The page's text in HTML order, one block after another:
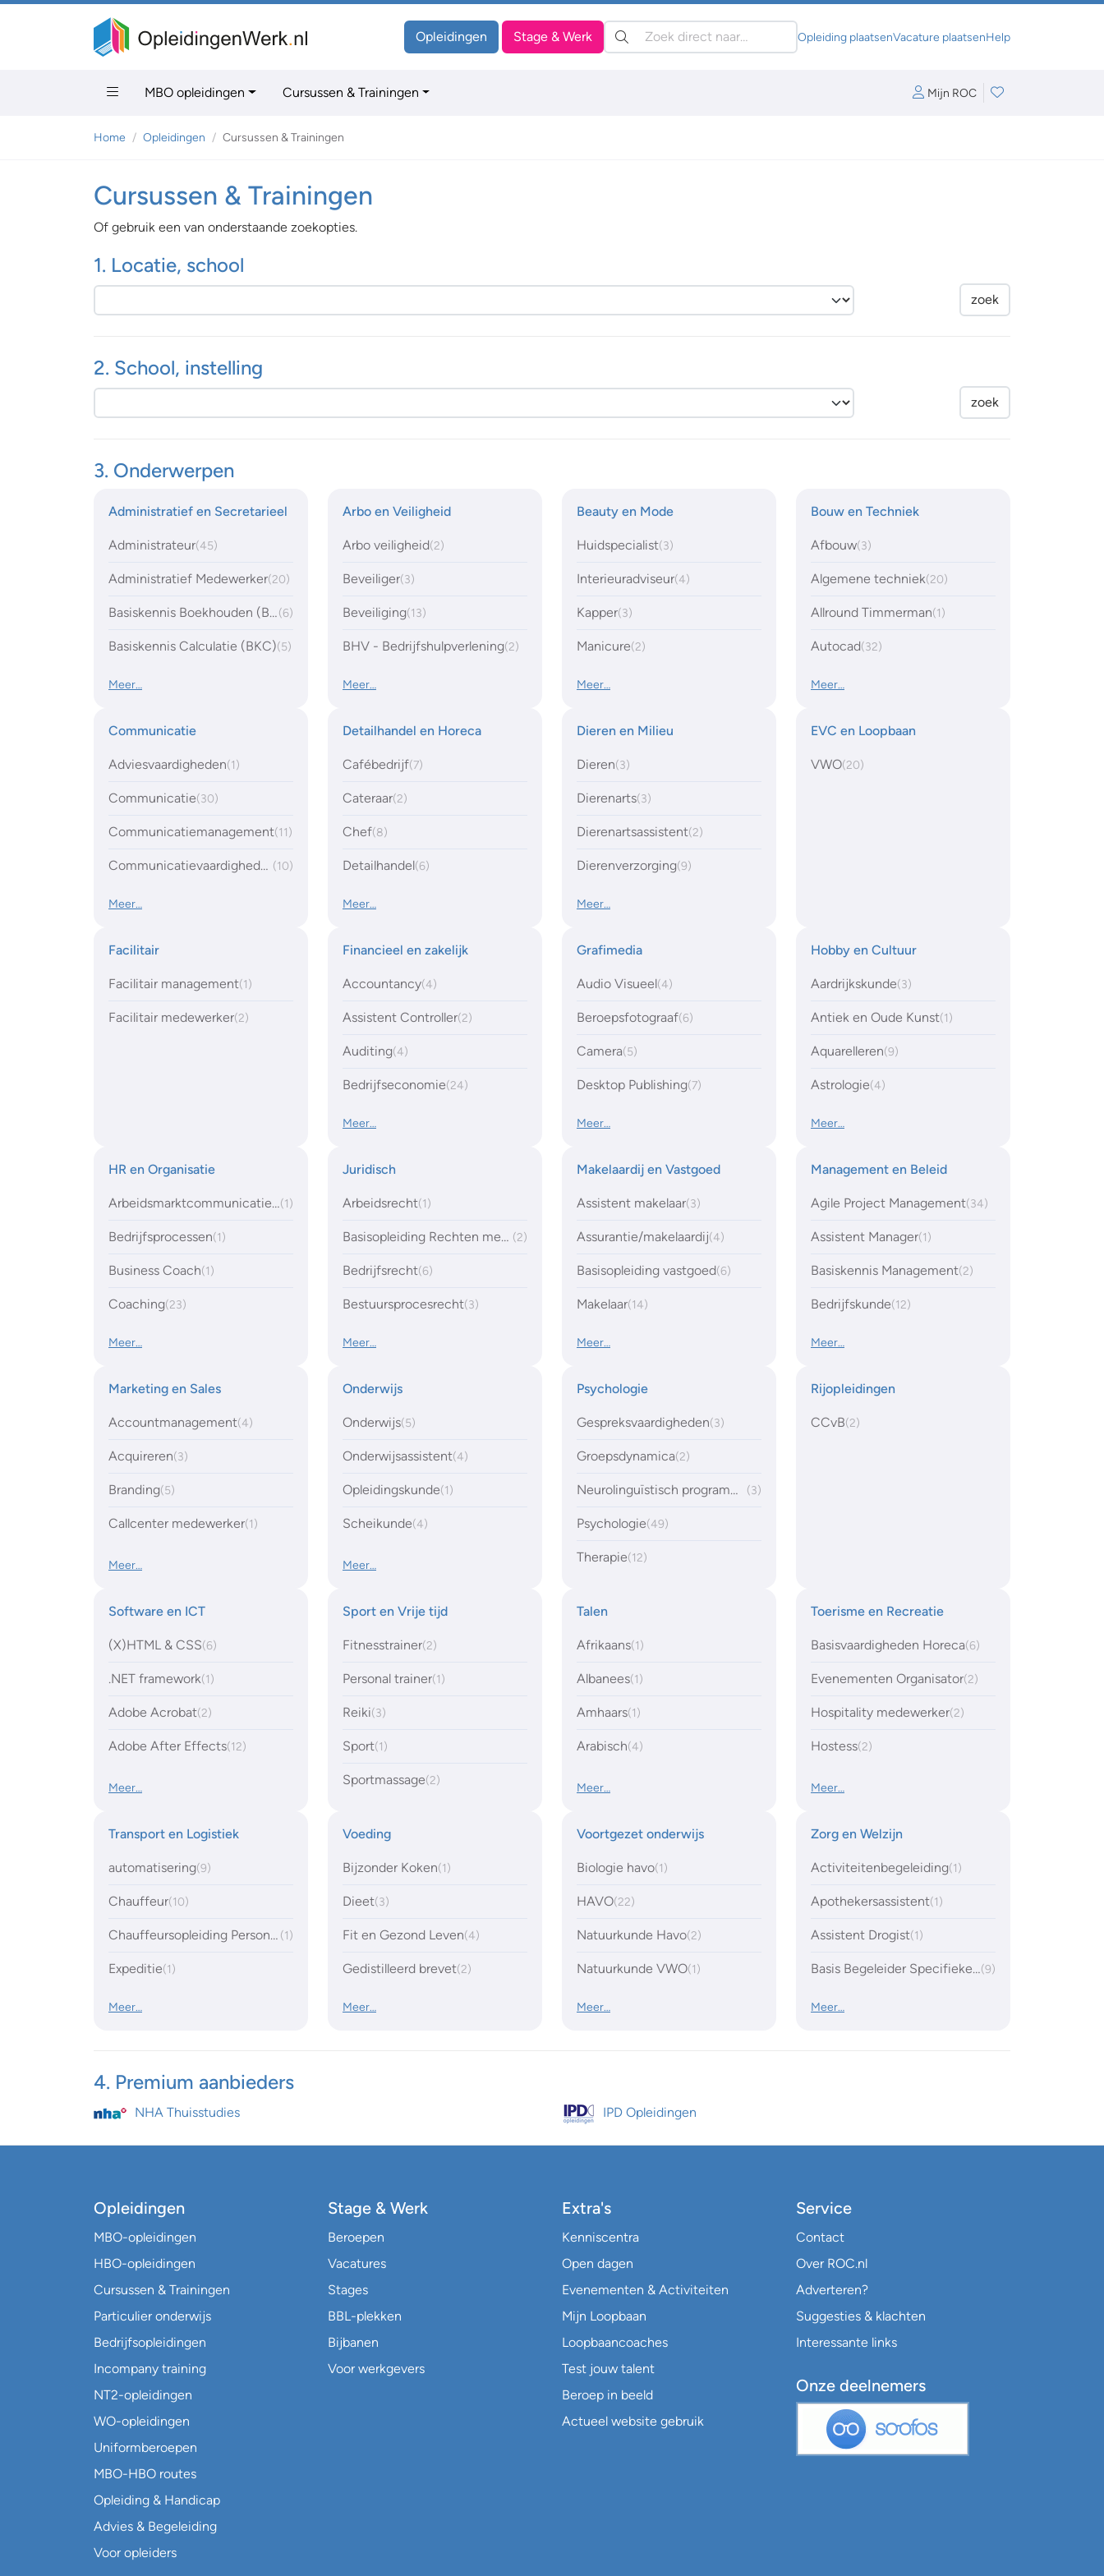
Opleidingen Stage & Werk Zoeken: Opleiding plaatsenVacature plaatsenHelp
MBO opleidingen Cursussen & Trainingen Mijn ROC
Home Opleidingen Cursussen & Trainingen
Cursussen & Trainingen
Of gebruik een van onderstaande zoekopties.
1. Locatie, school
2. School, instelling
3. Onderwerpen
Administratief en Secretarieel
Administrateur(45)
Administratief Medewerker(20)
Basiskennis Boekhouden (BKB)(6)
Basiskennis Calculatie (BKC)(5)
Meer…
Arbo en Veiligheid
Arbo veiligheid(2)
Beveiliger(3)
Beveiliging(13)
BHV - Bedrijfshulpverlening(2)
Meer…
Beauty en Mode
Huidspecialist(3)
Interieuradviseur(4)
Kapper(3)
Manicure(2)
Meer…
Bouw en Techniek
Afbouw(3)
Algemene techniek(20)
Allround Timmerman(1)
Autocad(32)
Meer…
Communicatie
Adviesvaardigheden(1)
Communicatie(30)
Communicatiemanagement(11)
Communicatievaardigheden (10)
Meer…
Detailhandel en Horeca
Cafébedrijf(7)
Cateraar(2)
Chef(8)
Detailhandel(6)
Meer…
Dieren en Milieu
Dieren(3)
Dierenarts(3)
Dierenartsassistent(2)
Dierenverzorging(9)
Meer…
EVC en Loopbaan
VWO(20)
Facilitair
Facilitair management(1)
Facilitair medewerker(2)
Financieel en zakelijk
Accountancy(4)
Assistent Controller(2)
Auditing(4)
Bedrijfseconomie(24)
Meer…
Grafimedia
Audio Visueel(4)
Beroepsfotograaf(6)
Camera(5)
Desktop Publishing(7)
Meer…
Hobby en Cultuur
Aardrijkskunde(3)
Antiek en Oude Kunst(1)
Aquarelleren(9)
Astrologie(4)
Meer…
HR en Organisatie
Arbeidsmarktcommunicatie (AMC)(1)
Bedrijfsprocessen(1)
Business Coach(1)
Coaching(23)
Meer…
Juridisch
Arbeidsrecht(1)
Basisopleiding Rechten met Zekerheidsrecht (2)
Bedrijfsrecht(6)
Bestuursprocesrecht(3)
Meer…
Makelaardij en Vastgoed
Assistent makelaar(3)
Assurantie/makelaardij(4)
Basisopleiding vastgoed(6)
Makelaar(14)
Meer…
Management en Beleid
Agile Project Management(34)
Assistent Manager(1)
Basiskennis Management(2)
Bedrijfskunde(12)
Meer…
Marketing en Sales
Accountmanagement(4)
Acquireren(3)
Branding(5)
Callcenter medewerker(1)
Meer…
Onderwijs
Onderwijs(5)
Onderwijsassistent(4)
Opleidingskunde(1)
Scheikunde(4)
Meer…
Psychologie
Gespreksvaardigheden(3)
Groepsdynamica(2)
Neurolinguïstisch programmeren (NLP) (3)
Psychologie(49)
Therapie(12)
Rijopleidingen
CCvB(2)
Software en ICT
(X)HTML & CSS(6)
.NET framework(1)
Adobe Acrobat(2)
Adobe After Effects(12)
Meer…
Sport en Vrije tijd
Fitnesstrainer(2)
Personal trainer(1)
Reiki(3)
Sport(1)
Sportmassage(2)
Talen
Afrikaans(1)
Albanees(1)
Amhaars(1)
Arabisch(4)
Meer…
Toerisme en Recreatie
Basisvaardigheden Horeca(6)
Evenementen Organisator(2)
Hospitality medewerker(2)
Hostess(2)
Meer…
Transport en Logistiek
automatisering(9)
Chauffeur(10)
Chauffeursopleiding Personenvervoer (CCV-B) (1)
Expeditie(1)
Meer…
Voeding
Bijzonder Koken(1)
Dieet(3)
Fit en Gezond Leven(4)
Gedistilleerd brevet(2)
Meer…
Voortgezet onderwijs
Biologie havo(1)
HAVO(22)
Natuurkunde Havo(2)
Natuurkunde VWO(1)
Meer…
Zorg en Welzijn
Activiteitenbegeleiding(1)
Apothekersassistent(1)
Assistent Drogist(1)
Basis Begeleider Specifieke Doelgroepen(9)
Meer…
4. Premium aanbieders
NHA Thuisstudies IPD Opleidingen
Opleidingen
MBO-opleidingen
HBO-opleidingen
Cursussen & Trainingen
Particulier onderwijs
Bedrijfsopleidingen
Incompany training
NT2-opleidingen
WO-opleidingen
Uniformberoepen
MBO-HBO routes
Opleiding & Handicap
Advies & Begeleiding
Voor opleiders
Stage & Werk
Beroepen
Vacatures
Stages
BBL-plekken
Bijbanen
Voor werkgevers
Extra's
Kenniscentra
Open dagen
Evenementen & Activiteiten
Mijn Loopbaan
Loopbaancoaches
Test jouw talent
Beroep in beeld
Actueel website gebruik
Service
Contact
Over ROC.nl
Adverteren?
Suggesties & klachten
Interessante links
Onze deelnemers